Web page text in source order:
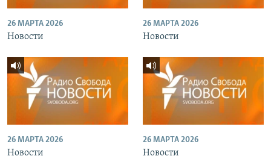
26 МАРТА 2026
Новости
26 МАРТА 2026
Новости
26 МАРТА 2026
Новости
26 МАРТА 2026
Новости